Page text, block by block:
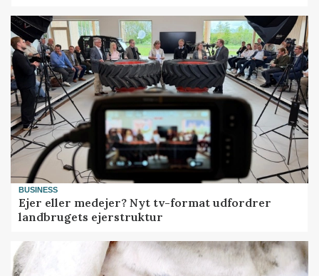
BUSINESS
Ejer eller medejer? Nyt tv-format udfordrer
landbrugets ejerstruktur